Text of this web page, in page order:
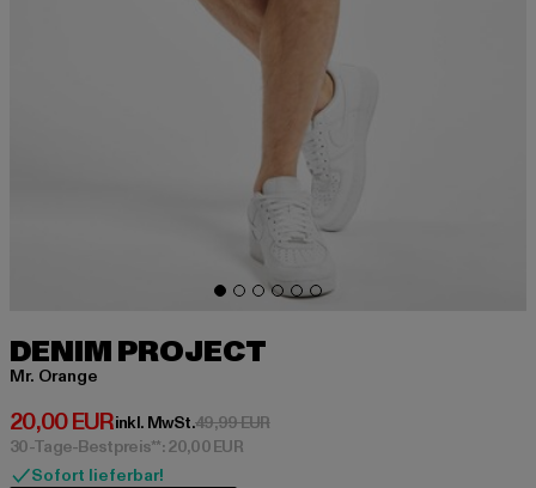
DENIM PROJECT
Mr. Orange
20,00 EUR
Derzeitiger Preis: 20,00 EUR
inkl. MwSt.49,99 EURAktionspreis: 49,99 EUR
30-Tage-Bestpreis**: 20,00 EUR
Sofort lieferbar!